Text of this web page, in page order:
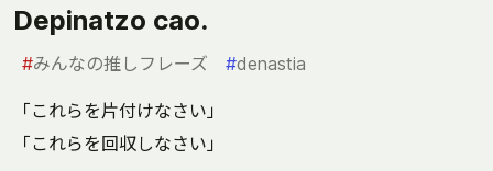
Depinatzo cao.
#みんなの推しフレーズ #denastia
「これらを片付けなさい」
「これらを回収しなさい」